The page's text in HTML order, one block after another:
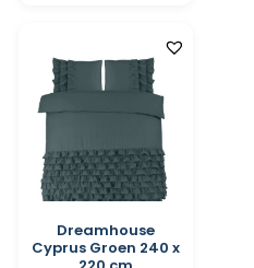
Dreamhouse
Cyprus Groen 240 x